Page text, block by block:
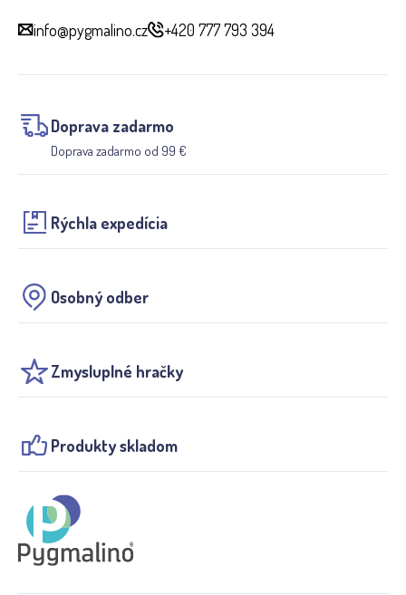
info@pygmalino.cz +420 777 793 394
Doprava zadarmo
Doprava zadarmo od 99 €
Rýchla expedícia
Osobný odber
Zmysluplné hračky
Produkty skladom